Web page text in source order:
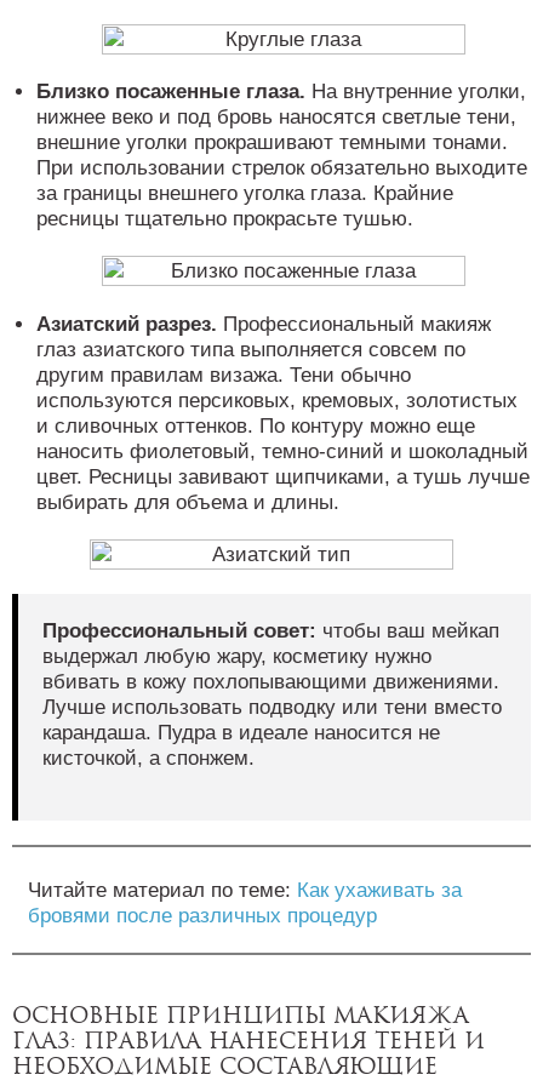
Близко посаженные глаза. На внутренние уголки,
нижнее веко и под бровь наносятся светлые тени,
внешние уголки прокрашивают темными тонами.
При использовании стрелок обязательно выходите
за границы внешнего уголка глаза. Крайние
ресницы тщательно прокрасьте тушью.
Азиатский разрез. Профессиональный макияж
глаз азиатского типа выполняется совсем по
другим правилам визажа. Тени обычно
используются персиковых, кремовых, золотистых
и сливочных оттенков. По контуру можно еще
наносить фиолетовый, темно-синий и шоколадный
цвет. Ресницы завивают щипчиками, а тушь лучше
выбирать для объема и длины.
Профессиональный совет: чтобы ваш мейкап
выдержал любую жару, косметику нужно
вбивать в кожу похлопывающими движениями.
Лучше использовать подводку или тени вместо
карандаша. Пудра в идеале наносится не
кисточкой, а спонжем.
Читайте материал по теме: Как ухаживать за
бровями после различных процедур
Основные принципы макияжа
глаз: правила нанесения теней и
необходимые составляющие